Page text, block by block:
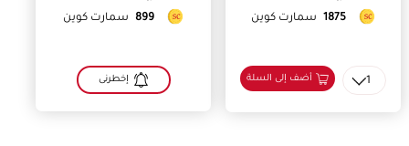
1875 سمارت كوين
1 أضف إلى السلة
899 سمارت كوين
إخطرنى